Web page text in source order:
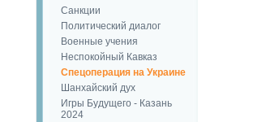
Санкции
Политический диалог
Военные учения
Неспокойный Кавказ
Спецоперация на Украине
Шанхайский дух
Игры Будущего - Казань
2024